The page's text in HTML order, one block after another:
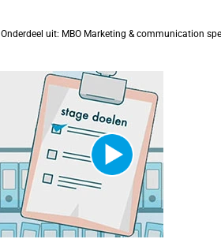
Onderdeel uit: MBO Marketing & communication